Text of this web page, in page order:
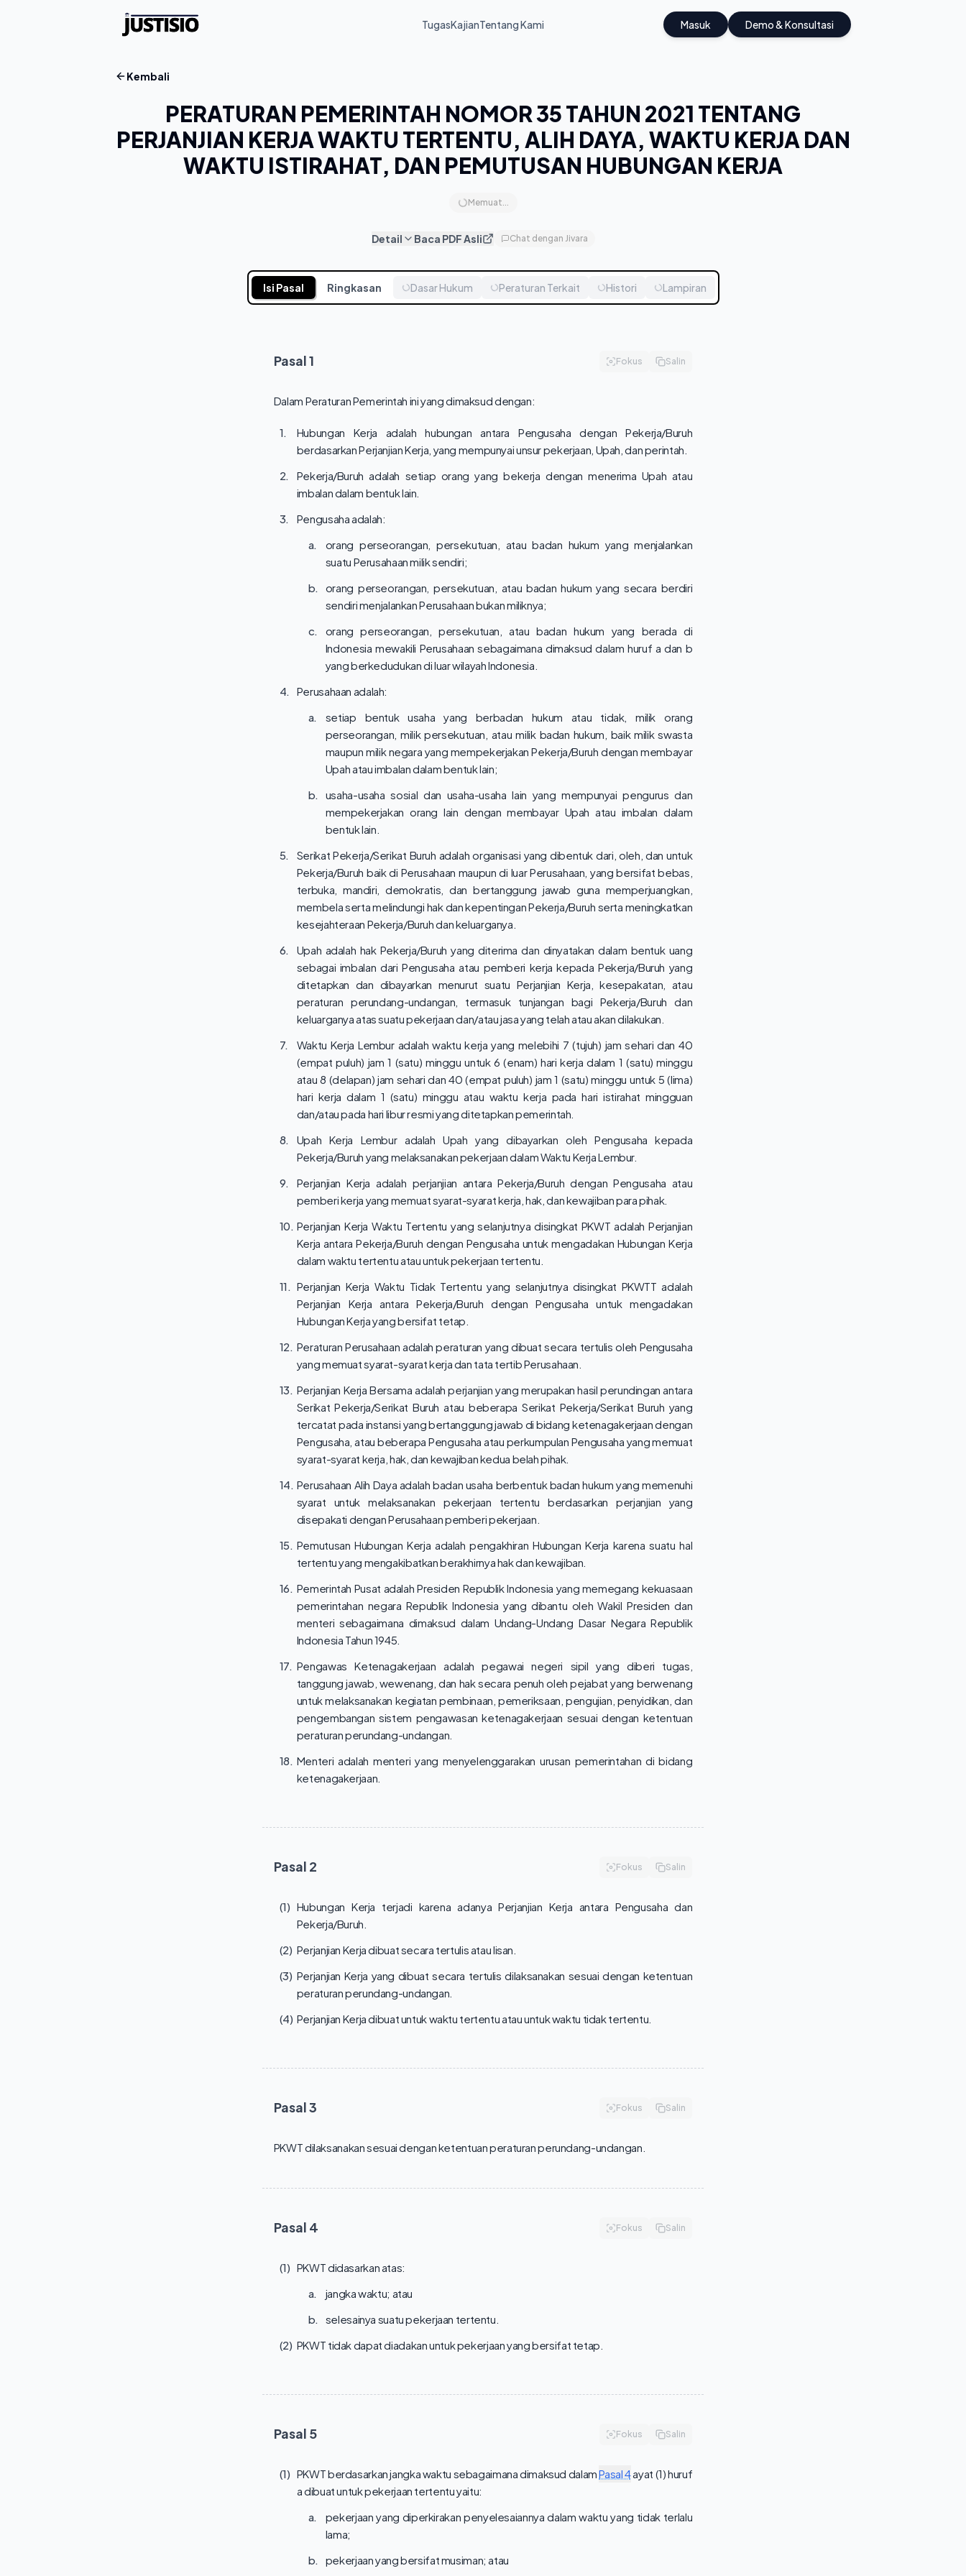
TugasKajianTentang Kami Masuk Demo & Konsultasi
Kembali
PERATURAN PEMERINTAH NOMOR 35 TAHUN 2021 TENTANG
PERJANJIAN KERJA WAKTU TERTENTU, ALIH DAYA, WAKTU KERJA DAN
WAKTU ISTIRAHAT, DAN PEMUTUSAN HUBUNGAN KERJA
Memuat...
Detail Baca PDF Asli Chat dengan Jivara
Isi Pasal Ringkasan Dasar Hukum Peraturan Terkait Histori Lampiran
Pasal1 Fokus Salin
Dalam Peraturan Pemerintah ini yang dimaksud dengan:
1.
Hubungan Kerja adalah hubungan antara Pengusaha dengan Pekerja/Buruh
berdasarkan Perjanjian Kerja, yang mempunyai unsur pekerjaan, Upah, dan perintah.
2.
Pekerja/Buruh adalah setiap orang yang bekerja dengan menerima Upah atau
imbalan dalam bentuk lain.
3.
Pengusaha adalah:
a.
orang perseorangan, persekutuan, atau badan hukum yang menjalankan
suatu Perusahaan milik sendiri;
b.
orang perseorangan, persekutuan, atau badan hukum yang secara berdiri
sendiri menjalankan Perusahaan bukan miliknya;
c.
orang perseorangan, persekutuan, atau badan hukum yang berada di
Indonesia mewakili Perusahaan sebagaimana dimaksud dalam huruf a dan b
yang berkedudukan di luar wilayah Indonesia.
4.
Perusahaan adalah:
a.
setiap bentuk usaha yang berbadan hukum atau tidak, milik orang
perseorangan, milik persekutuan, atau milik badan hukum, baik milik swasta
maupun milik negara yang mempekerjakan Pekerja/Buruh dengan membayar
Upah atau imbalan dalam bentuk lain;
b.
usaha-usaha sosial dan usaha-usaha lain yang mempunyai pengurus dan
mempekerjakan orang lain dengan membayar Upah atau imbalan dalam
bentuk lain.
5.
Serikat Pekerja/Serikat Buruh adalah organisasi yang dibentuk dari, oleh, dan untuk
Pekerja/Buruh baik di Perusahaan maupun di luar Perusahaan, yang bersifat bebas,
terbuka, mandiri, demokratis, dan bertanggung jawab guna memperjuangkan,
membela serta melindungi hak dan kepentingan Pekerja/Buruh serta meningkatkan
kesejahteraan Pekerja/Buruh dan keluarganya.
6.
Upah adalah hak Pekerja/Buruh yang diterima dan dinyatakan dalam bentuk uang
sebagai imbalan dari Pengusaha atau pemberi kerja kepada Pekerja/Buruh yang
ditetapkan dan dibayarkan menurut suatu Perjanjian Kerja, kesepakatan, atau
peraturan perundang-undangan, termasuk tunjangan bagi Pekerja/Buruh dan
keluarganya atas suatu pekerjaan dan/atau jasa yang telah atau akan dilakukan.
7.
Waktu Kerja Lembur adalah waktu kerja yang melebihi 7 (tujuh) jam sehari dan 40
(empat puluh) jam 1 (satu) minggu untuk 6 (enam) hari kerja dalam 1 (satu) minggu
atau 8 (delapan) jam sehari dan 40 (empat puluh) jam 1 (satu) minggu untuk 5 (lima)
hari kerja dalam 1 (satu) minggu atau waktu kerja pada hari istirahat mingguan
dan/atau pada hari libur resmi yang ditetapkan pemerintah.
8.
Upah Kerja Lembur adalah Upah yang dibayarkan oleh Pengusaha kepada
Pekerja/Buruh yang melaksanakan pekerjaan dalam Waktu Kerja Lembur.
9.
Perjanjian Kerja adalah perjanjian antara Pekerja/Buruh dengan Pengusaha atau
pemberi kerja yang memuat syarat-syarat kerja, hak, dan kewajiban para pihak.
10. Perjanjian Kerja Waktu Tertentu yang selanjutnya disingkat PKWT adalah Perjanjian
Kerja antara Pekerja/Buruh dengan Pengusaha untuk mengadakan Hubungan Kerja
dalam waktu tertentu atau untuk pekerjaan tertentu.
11. Perjanjian Kerja Waktu Tidak Tertentu yang selanjutnya disingkat PKWTT adalah
Perjanjian Kerja antara Pekerja/Buruh dengan Pengusaha untuk mengadakan
Hubungan Kerja yang bersifat tetap.
12. Peraturan Perusahaan adalah peraturan yang dibuat secara tertulis oleh Pengusaha
yang memuat syarat-syarat kerja dan tata tertib Perusahaan.
13. Perjanjian Kerja Bersama adalah perjanjian yang merupakan hasil perundingan antara
Serikat Pekerja/Serikat Buruh atau beberapa Serikat Pekerja/Serikat Buruh yang
tercatat pada instansi yang bertanggung jawab di bidang ketenagakerjaan dengan
Pengusaha, atau beberapa Pengusaha atau perkumpulan Pengusaha yang memuat
syarat-syarat kerja, hak, dan kewajiban kedua belah pihak.
14. Perusahaan Alih Daya adalah badan usaha berbentuk badan hukum yang memenuhi
syarat untuk melaksanakan pekerjaan tertentu berdasarkan perjanjian yang
disepakati dengan Perusahaan pemberi pekerjaan.
15. Pemutusan Hubungan Kerja adalah pengakhiran Hubungan Kerja karena suatu hal
tertentu yang mengakibatkan berakhirnya hak dan kewajiban.
16. Pemerintah Pusat adalah Presiden Republik Indonesia yang memegang kekuasaan
pemerintahan negara Republik Indonesia yang dibantu oleh Wakil Presiden dan
menteri sebagaimana dimaksud dalam Undang-Undang Dasar Negara Republik
Indonesia Tahun 1945.
17. Pengawas Ketenagakerjaan adalah pegawai negeri sipil yang diberi tugas,
tanggung jawab, wewenang, dan hak secara penuh oleh pejabat yang berwenang
untuk melaksanakan kegiatan pembinaan, pemeriksaan, pengujian, penyidikan, dan
pengembangan sistem pengawasan ketenagakerjaan sesuai dengan ketentuan
peraturan perundang-undangan.
18. Menteri adalah menteri yang menyelenggarakan urusan pemerintahan di bidang
ketenagakerjaan.
Pasal 2 Fokus Salin
(1) Hubungan Kerja terjadi karena adanya Perjanjian Kerja antara Pengusaha dan
Pekerja/Buruh.
(2) Perjanjian Kerja dibuat secara tertulis atau lisan.
(3) Perjanjian Kerja yang dibuat secara tertulis dilaksanakan sesuai dengan ketentuan
peraturan perundang-undangan.
(4) Perjanjian Kerja dibuat untuk waktu tertentu atau untuk waktu tidak tertentu.
Pasal3 Fokus Salin
PKWT dilaksanakan sesuai dengan ketentuan peraturan perundang-undangan.
Pasal 4 Fokus Salin
(1) PKWT didasarkan atas:
a.
jangka waktu; atau
b.
selesainya suatu pekerjaan tertentu.
(2) PKWT tidak dapat diadakan untuk pekerjaan yang bersifat tetap.
Pasal 5 Fokus Salin
(1) PKWT berdasarkan jangka waktu sebagaimana dimaksud dalamPasal 4ayat (1) huruf
a dibuat untuk pekerjaan tertentu yaitu:
a.
pekerjaan yang diperkirakan penyelesaiannya dalam waktu yang tidak terlalu
lama;
b.
pekerjaan yang bersifat musiman; atau